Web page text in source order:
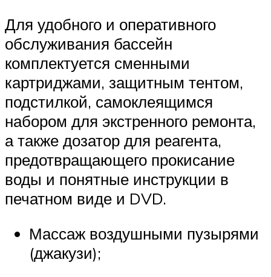
Для удобного и оперативного
обслуживания бассейн
комплектуется сменными
картриджами, защитным тентом,
подстилкой, самоклеящимся
набором для экстренного ремонта,
а также дозатор для реагента,
предотвращающего прокисание
воды и понятные инструкции в
печатном виде и DVD.
Массаж воздушными пузырями
(джакузи);